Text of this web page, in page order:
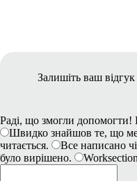
Залишіть ваш відгук
Раді, що змогли
Швидко знайшов те, що
читається.
Все написано
було вирішено.